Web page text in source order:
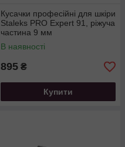
Кусачки професійні для шкіри
Staleks PRO Expert 91, ріжуча
частина 9 мм
В наявності
895 ₴
Купити